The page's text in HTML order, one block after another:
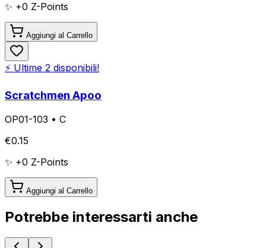
✨ +0 Z-Points
Aggiungi al Carrello
⚡ Ultime 2 disponibili!
Scratchmen Apoo
OP01-103 • C
€0.15
✨ +0 Z-Points
Aggiungi al Carrello
Potrebbe interessarti anche